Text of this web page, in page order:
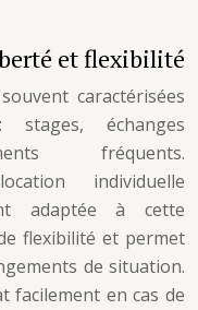
et flexibilité
caractérisées
échanges
fréquents.
individuelle
adaptée à cette
flexibilité et permet
de situation.
facilement en cas de